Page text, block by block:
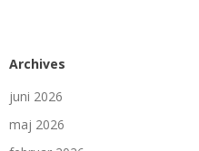
Archives
juni 2026
maj 2026